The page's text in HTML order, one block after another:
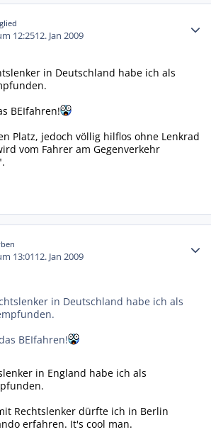
12:2512. Jan 2009
in Deutschland habe ich als
BEIfahren!
Platz, jedoch völlig hilflos ohne Lenkrad
vom Fahrer am Gegenverkehr
13:0112. Jan 2009
in Deutschland habe ich als
BEIfahren!
in England habe ich als
Rechtslenker dürfte ich in Berlin
erfahren. It's cool man.